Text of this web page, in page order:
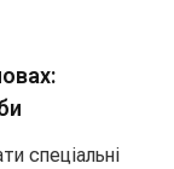
спеціальні